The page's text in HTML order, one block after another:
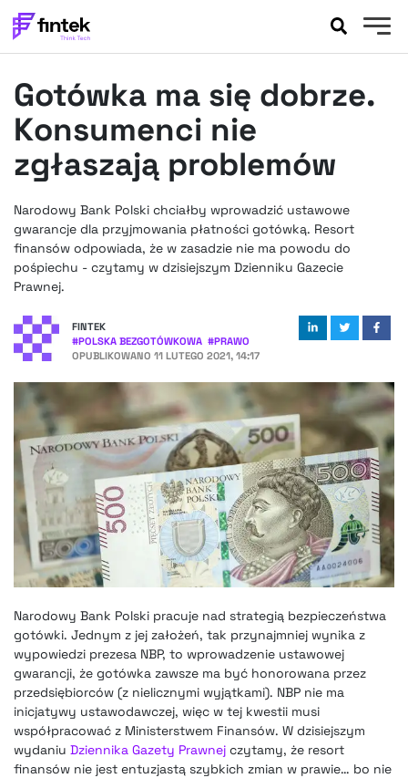
BANKOWOŚĆ
EVENTY
FELIETONY
WYWIADY
PODCASTY
FINTEK EXTRA
OKIEM EKSPERTA
Gotówka ma się dobrze.
Konsumenci nie
zgłaszają problemów
Narodowy Bank Polski chciałby wprowadzić ustawowe
gwarancje dla przyjmowania płatności gotówką. Resort
finansów odpowiada, że w zasadzie nie ma powodu do
pośpiechu - czytamy w dzisiejszym Dzienniku Gazecie
Prawnej.
FINTEK
#POLSKA BEZGOTÓWKOWA #PRAWO
OPUBLIKOWANO 11 LUTEGO 2021, 14:17
Narodowy Bank Polski pracuje nad strategią bezpieczeństwa
gotówki. Jednym z jej założeń, tak przynajmniej wynika z
wypowiedzi prezesa NBP, to wprowadzenie ustawowej
gwarancji, że gotówka zawsze ma być honorowana przez
przedsiębiorców (z nielicznymi wyjątkami). NBP nie ma
inicjatywy ustawodawczej, więc w tej kwestii musi
współpracować z Ministerstwem Finansów. W dzisiejszym
wydaniu Dziennika Gazety Prawnej czytamy, że resort
finansów nie jest entuzjastą szybkich zmian w prawie… bo nie